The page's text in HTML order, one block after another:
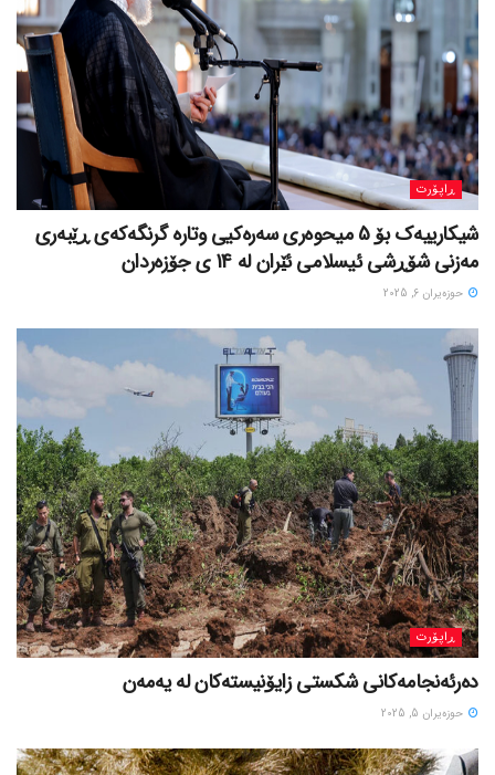
ڕاپۆرت
شیکارییەک بۆ 5 میحوەری سەرەکیی وتارە گرنگەکەی ڕێبەری
مەزنی شۆڕشی ئیسلامی ئێران لە 14 ی جۆزەردان
حوزه‌یران 6, 2025
ڕاپۆرت
دەرئەنجامەکانی شکستی زایۆنیستەکان لە یەمەن
حوزه‌یران 5, 2025